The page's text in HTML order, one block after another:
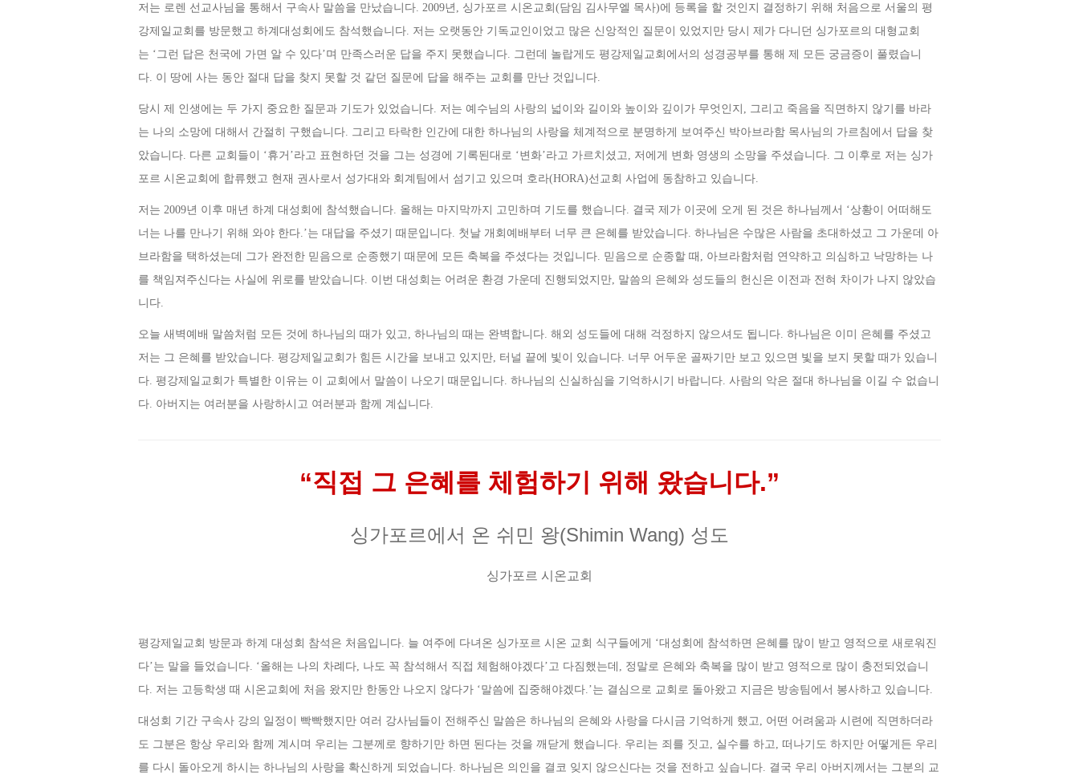
저는 로렌 선교사님을 통해서 구속사 말씀을 만났습니다 . 2009년 싱가포르 시온교회(담임 김사무엘 목사)에 등록을 할 것인지 결정하기 위해 처음으로 서울의 평
강제일교회를 방문했고 하계대성회에도 참석했습니다 저는 오랫동안 기독교인이었고 많은 신앙적인 질문이 있었지만 당시 제가 다니던 싱가포르의 대형교회
는 ‘ 그런 답은 천국에 가면 알 수 있다’며 만족스러운 답을 주지 못했습니다
그런데 놀랍게도 평강제일교회에서의 성경공부를 통해 제 모든 궁금증이 풀렸습니
다 이 땅에 사는 동안 절대 답을 찾지 못할 것 같던 질문에 답을 해주는 교회를 만난 것입니다
당시 제 인생에는 두 가지 중요한 질문과 기도가 있었습니다 저는 예수님의 사랑의 넓이와 길이와 높이와 깊이가 무엇인지
그리고 죽음을 직면하지 않기를 바라
는 나의 소망에 대해서 간절히 구했습니다
그리고 타락한 인간에 대한 하나님의 사랑을 체계적으로 분명하게 보여주신 박아브라함 목사님의 가르침에서 답을 찾
았습니다 다른 교회들이 ‘휴거 ’라고 표현하던 것을 그는 성경에 기록된대로 ‘변화’라고 가르치셨고 저에게 변화 영생의 소망을 주셨습니다
그 이후로 저는 싱가
포르 시온교회에 합류했고 현재 권사로서 성가대와 회계팀에서 섬기고 있으며 호라(HORA)선교회 사업에 동참하고 있습니다
저는 2009년 이후 매년 하계 대성회에 참석했습니다 올해는 마지막까지 고민하며 기도를 했습니다 결국 제가 이곳에 오게 된 것은 하나님께서 ‘상황이 어떠해도
너는 나를 만나기 위해 와야 한다 .’는 대답을 주셨기 때문입니다 첫날 개회예배부터 너무 큰 은혜를 받았습니다 하나님은 수많은 사람을 초대하셨고 그 가운데 아
브라함을 택하셨는데 그가 완전한 믿음으로 순종했기 때문에 모든 축복을 주셨다는 것입니다 믿음으로 순종할 때
아브라함처럼 연약하고 의심하고 낙망하는 나
를 책임져주신다는 사실에 위로를 받았습니다 이번 대성회는 어려운 환경 가운데 진행되었지만 말씀의 은혜와 성도들의 헌신은 이전과 전혀 차이가 나지 않았습
니다.
오늘 새벽예배 말씀처럼 모든 것에 하나님의 때가 있고, 하나님의 때는 완벽합니다. 해외 성도들에 대해 걱정하지 않으셔도 됩니다. 하나님은 이미 은혜를 주셨고
저는 그 은혜를 받았습니다. 평강제일교회가 힘든 시간을 보내고 있지만, 터널 끝에 빛이 있습니다. 너무 어두운 골짜기만 보고 있으면 빛을 보지 못할 때가 있습니
다. 평강제일교회가 특별한 이유는 이 교회에서 말씀이 나오기 때문입니다. 하나님의 신실하심을 기억하시기 바랍니다. 사람의 악은 절대 하나님을 이길 수 없습니
다. 아버지는 여러분을 사랑하시고 여러분과 함께 계십니다
“직접 그 은혜를 체험하기 위해 왔습니다.”
싱가포르에서 온 쉬민 왕(Shimin Wang) 성도
싱가포르 시온교회
평강제일교회 방문과 하계 대성회 참석은 처음입니다 늘 여주에 다녀온 싱가포르 시온 교회 식구들에게 ‘대성회에 참석하면 은혜를 많이 받고 영적으로 새로워진
다’는 말을 들었습니다 . ‘올해는 나의 차례다 나도 꼭 참석해서 직접 체험해야겠다’ 고 다짐했는데
정말로 은혜와 축복을 많이 받고 영적으로 많이 충전되었습니
다 저는 고등학생 때 시온교회에 처음 왔지만 한동안 나오지 않다가 ‘말씀에 집중해야겠다 .’는 결심으로 교회로 돌아왔고 지금은 방송팀에서 봉사하고 있습니다
대성회 기간 구속사 강의 일정이 빡빡했지만 여러 강사님들이 전해주신 말씀은 하나님의 은혜와 사랑을 다시금 기억하게 했고
어떤 어려움과 시련에 직면하더라
도 그분은 항상 우리와 함께 계시며 우리는 그분께로 향하기만 하면 된다는 것을 깨닫게 했습니다 우리는 죄를 짓고 실수를 하고
떠나기도 하지만 어떻게든 우리
를 다시 돌아오게 하시는 하나님의 사랑을 확신하게 되었습니다 하나님은 의인을 결코 잊지 않으신다는 것을 전하고 싶습니다 결국 우리 아버지께서는 그분의 교